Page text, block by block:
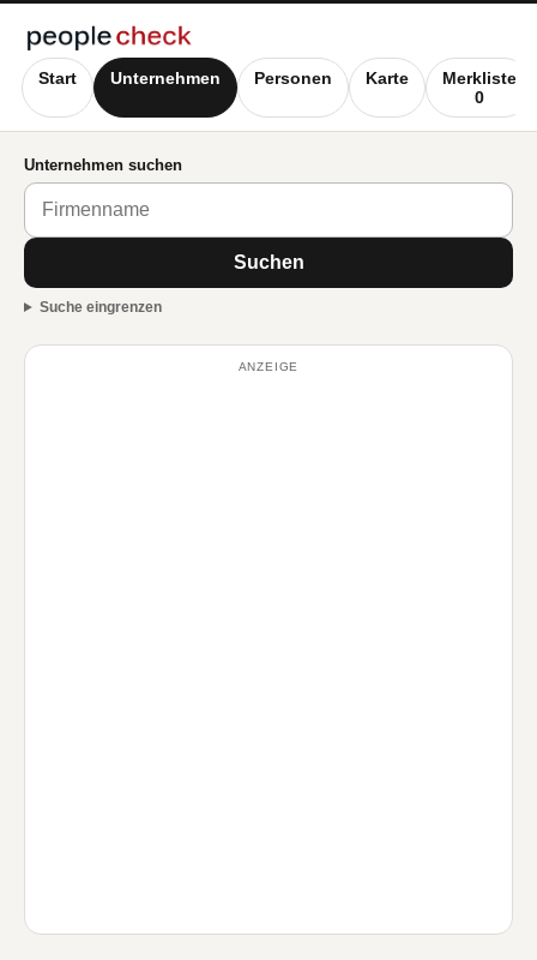
Start Unternehmen Personen Karte
Merkliste
0
Unternehmen suchen
Suchen
Suche eingrenzen
ANZEIGE